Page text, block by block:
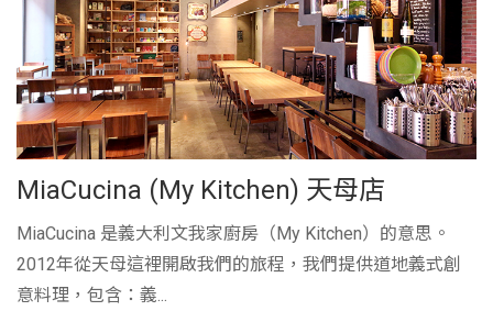
MiaCucina (My Kitchen) 天母店
MiaCucina 是義大利文我家廚房（My Kitchen）的意思。
2012年從天母這裡開啟我們的旅程，我們提供道地義式創
意料理，包含：義...